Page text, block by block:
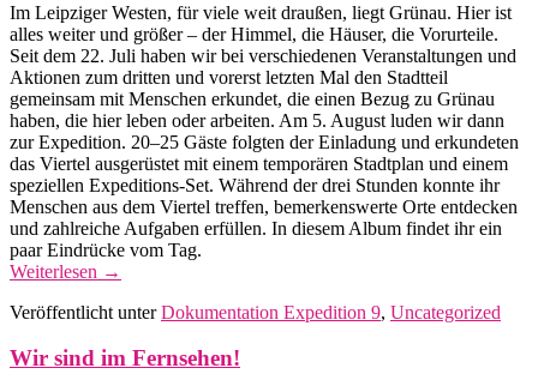
Im Leipziger Westen, für viele weit draußen, liegt Grünau. Hier ist
alles weiter und größer – der Himmel, die Häuser, die Vorurteile.
Seit dem 22. Juli haben wir bei verschiedenen Veranstaltungen und
Aktionen zum dritten und vorerst letzten Mal den Stadtteil
gemeinsam mit Menschen erkundet, die einen Bezug zu Grünau
haben, die hier leben oder arbeiten. Am 5. August luden wir dann
zur Expedition. 20–25 Gäste folgten der Einladung und erkundeten
das Viertel ausgerüstet mit einem temporären Stadtplan und einem
speziellen Expeditions-Set. Während der drei Stunden konnte ihr
Menschen aus dem Viertel treffen, bemerkenswerte Orte entdecken
und zahlreiche Aufgaben erfüllen. In diesem Album findet ihr ein
paar Eindrücke vom Tag.
Weiterlesen →
Veröffentlicht unter Dokumentation Expedition 9, Uncategorized
Wir sind im Fernsehen!